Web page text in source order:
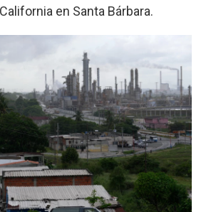
en Santa Bárbara.